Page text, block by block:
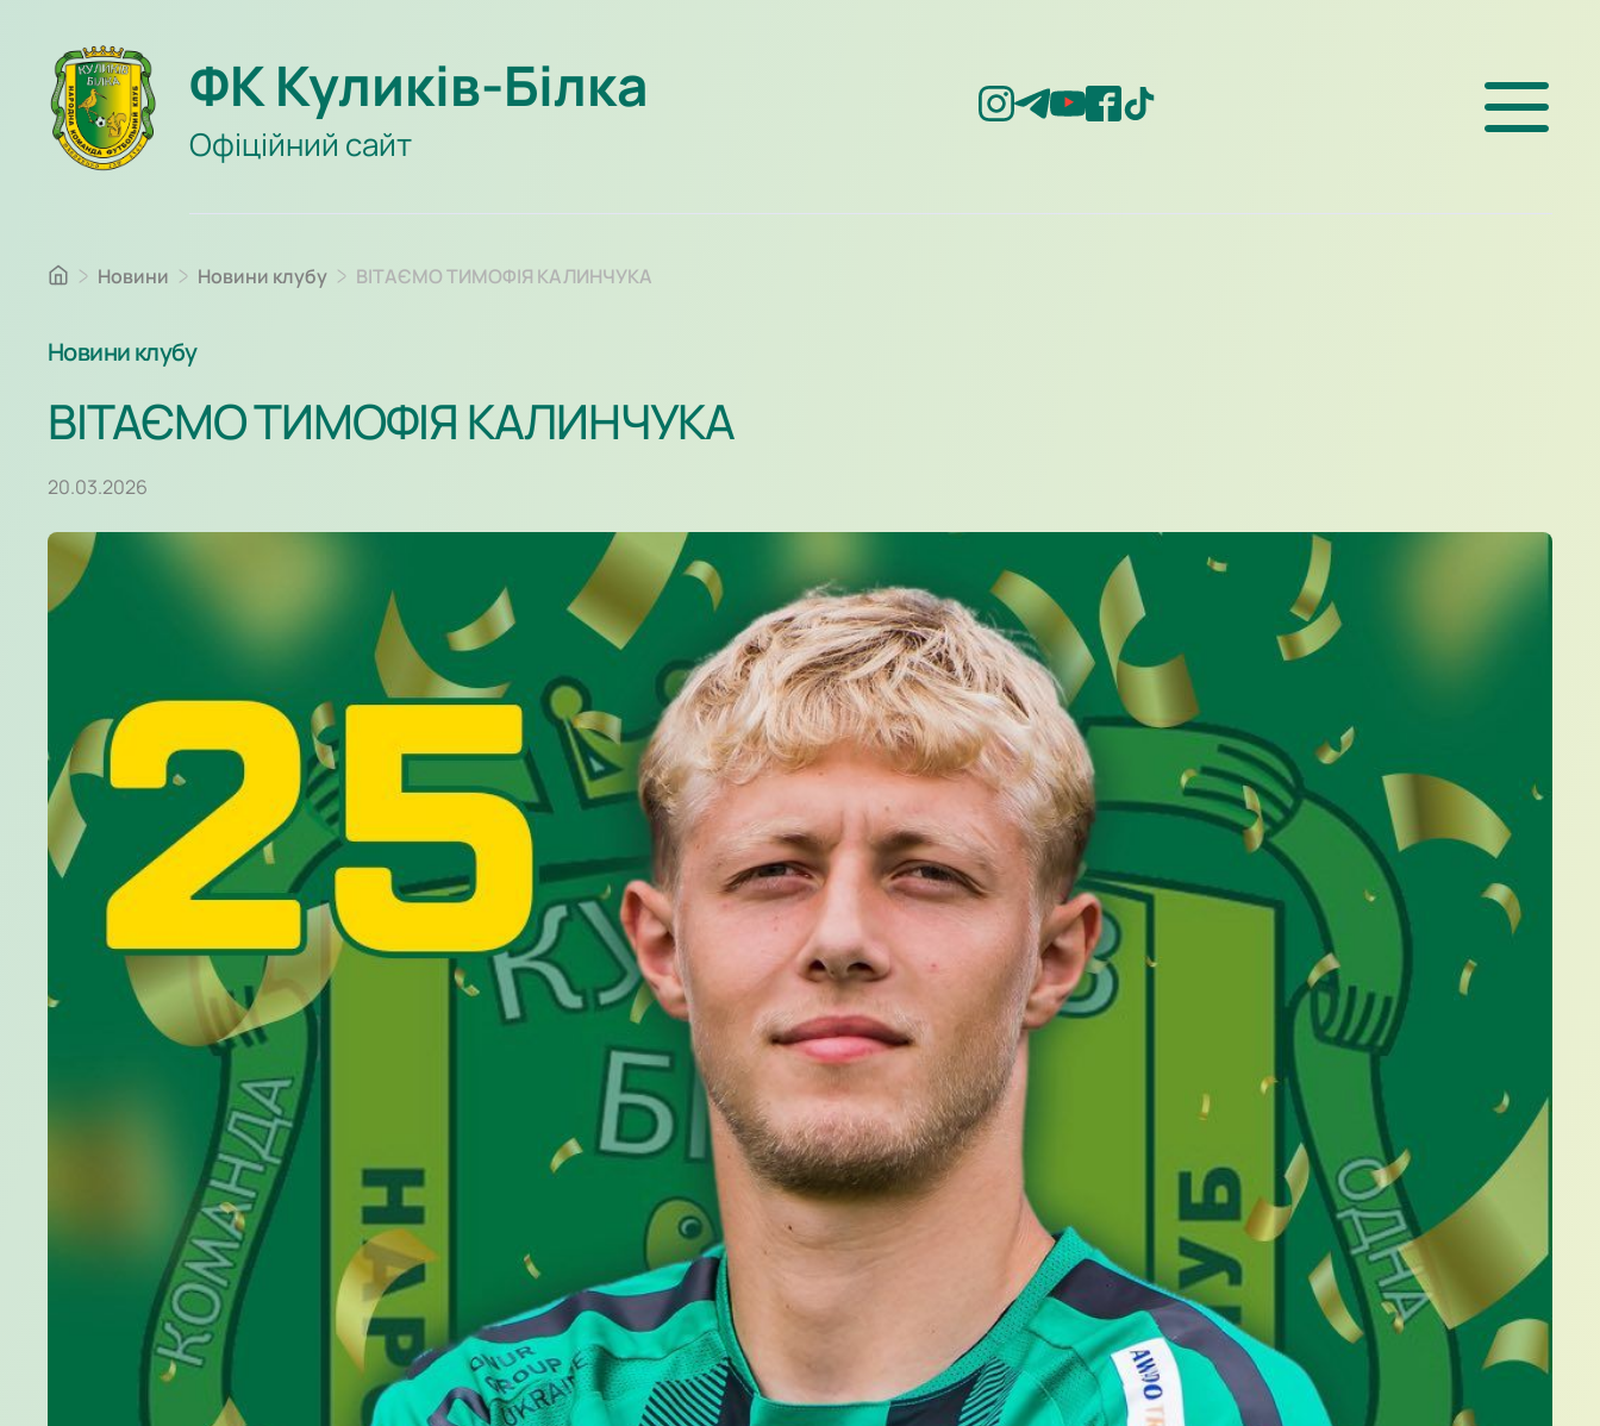
ФК Куликів-Білка
Офіційний сайт
Новини Новини клубу ВІТАЄМО ТИМОФІЯ КАЛИНЧУКА
Новини клубу
ВІТАЄМО ТИМОФІЯ КАЛИНЧУКА
20.03.2026